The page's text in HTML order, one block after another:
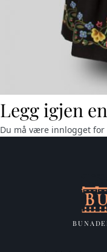
Legg igjen
Du må være innlogget for